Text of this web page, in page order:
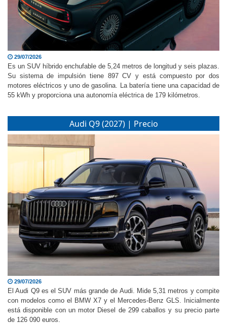
29/07/2026
Es un SUV híbrido enchufable de 5,24 metros de longitud y seis plazas.
Su sistema de impulsión tiene 897 CV y está compuesto por dos
motores eléctricos y uno de gasolina. La batería tiene una capacidad de
Audi Q9 (2027) | Precio
29/07/2026
El Audi Q9 es el SUV más grande de Audi. Mide 5,31 metros y compite
con modelos como el BMW X7 y el Mercedes-Benz GLS. Inicialmente
está disponible con un motor Diesel de 299 caballos y su precio parte